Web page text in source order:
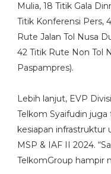
Mulia, 18 Titik Gala
Titik Konferensi Pers,
Rute Jalan Tol Nusa
42 Titik Rute Non Tol
Paspampres).
Lebih lanjut, EVP
Telkom Syaifudin
kesiapan infrastruktur
MSP & IAF II 2024.
TelkomGroup hampir